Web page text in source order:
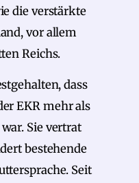
die verstärkte
vor allem
Reichs.
dass
EKR mehr als
Sie vertrat
bestehende
Seit